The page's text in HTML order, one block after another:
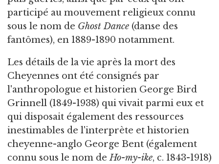
participé au mouvement religieux connu
sous le nom de Ghost Dance (danse des
fantômes), en 1889-1890 notamment.
Les détails de la vie après la mort des
Cheyennes ont été consignés par
l'anthropologue et historien George Bird
Grinnell (1849-1938) qui vivait parmi eux et
qui disposait également des ressources
inestimables de l'interprète et historien
cheyenne-anglo George Bent (également
connu sous le nom deHo-my-ike, c. 1843-1918)